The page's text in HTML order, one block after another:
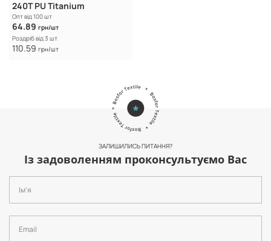
240Т PU Titanium
Опт від 100 шт
64.89 грн/шт
Роздріб від 3 шт
110.59 грн/шт
ЗАЛИШИЛИСЬ ПИТАННЯ?
Із задоволенням проконсультуємо Вас